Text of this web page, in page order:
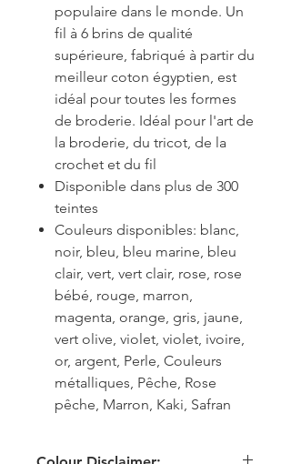
populaire dans le monde. Un
fil à 6 brins de qualité
supérieure, fabriqué à partir du
meilleur coton égyptien, est
idéal pour toutes les formes
de broderie. Idéal pour l'art de
la broderie, du tricot, de la
crochet et du fil
Disponible dans plus de 300
teintes
Couleurs disponibles: blanc,
noir, bleu, bleu marine, bleu
clair, vert, vert clair, rose, rose
bébé, rouge, marron,
magenta, orange, gris, jaune,
vert olive, violet, violet, ivoire,
or, argent, Perle, Couleurs
métalliques, Pêche, Rose
pêche, Marron, Kaki, Safran